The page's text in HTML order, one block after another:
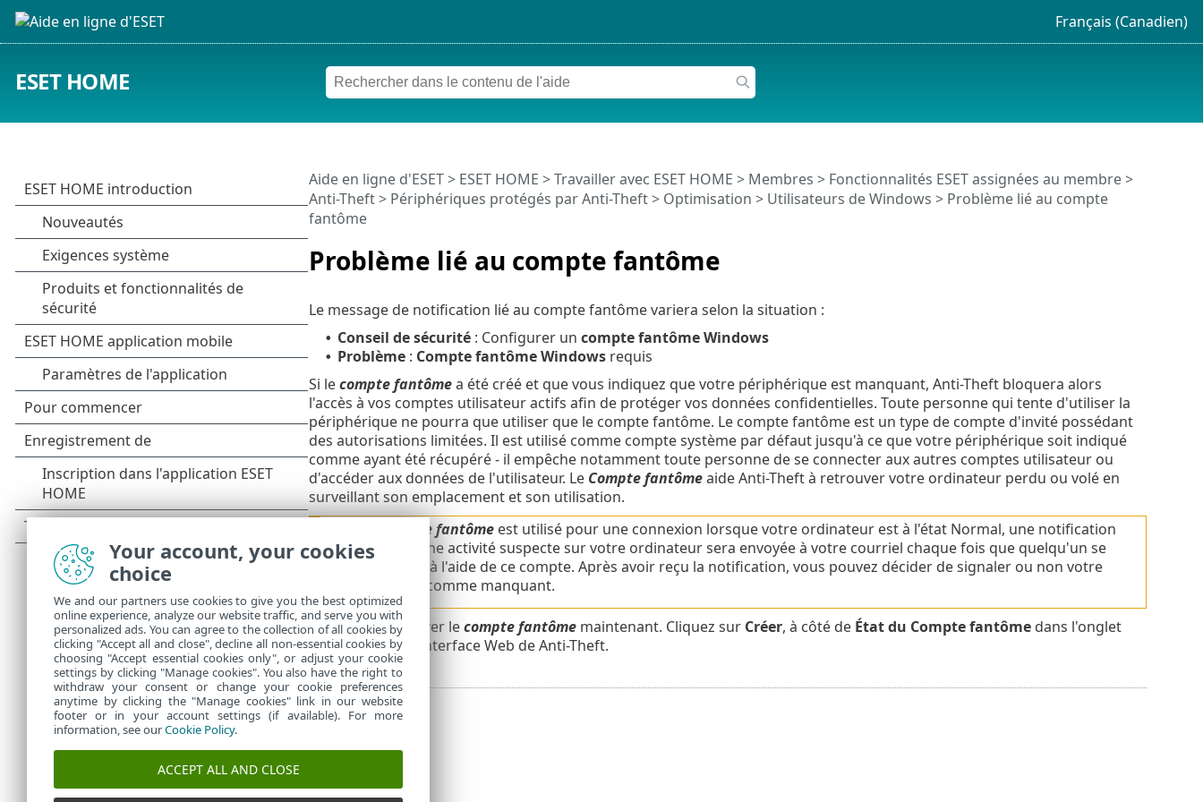
Français (Canadien)
ESET HOME
Problème lié au compte fantôme
Aide en ligne d'ESET> ESET HOME >Travailler avec ESET HOME > Membres > Fonctionnalités ESET assignées au membre>
Anti-Theft> Périphériques protégés par Anti-Theft> Optimisation > Utilisateurs de Windows > Problème lié au compte
fantôme
Le message de notification lié au compte fantôme variera selon la situation :
• Conseil de sécurité: Configurer un compte fantôme Windows
• Problème: Compte fantôme Windowsrequis
Si lecompte fantômea été créé et que vous indiquez que votre périphérique est manquant, Anti-Theft bloquera alors
l'accès à vos comptes utilisateur actifs afin de protéger vos données confidentielles. Toute personne qui tente d'utiliser la
périphérique ne pourra que utiliser que le compte fantôme. Le compte fantôme est un type de compte d'invité possédant
des autorisations limitées. Il est utilisé comme compte système par défaut jusqu'à ce que votre périphérique soit indiqué
comme ayant été récupéré - il empêche notamment toute personne de se connecter aux autres comptes utilisateur ou
d'accéder aux données de l'utilisateur. Le Compte fantômeaide Anti-Theft à retrouver votre ordinateur perdu ou volé en
surveillant son emplacement et son utilisation.
Compte fantômeest utilisé pour une connexion lorsque votre ordinateur est à l'état Normal, une notification
indiquant une activité suspecte sur votre ordinateur sera envoyée à votre courriel chaque fois que quelqu'un se
connectera à l'aide de ce compte. Après avoir reçu la notification, vous pouvez décider de signaler ou non votre
ordinateur comme manquant.
Vous pouvez activer lecompte fantômemaintenant. Cliquez sur Créer, à côté de État du Compte fantômedans l'onglet
Paramètres de l'interface Web de Anti-Theft.
Your account, your cookies
choice
We and our partners use cookies to give you the best optimized
online experience, analyze our website traffic, and serve you with
personalized ads. You can agree to the collection of all cookies by
clicking "Accept all and close", decline all non-essential cookies by
choosing "Accept essential cookies only", or adjust your cookie
settings by clicking "Manage cookies". You also have the right to
withdraw your consent or change your cookie preferences
anytime by clicking the "Manage cookies" link in our website
footer or in your account settings (if available). For more
information, see ourCookie Policy.
ACCEPT ALL AND CLOSE